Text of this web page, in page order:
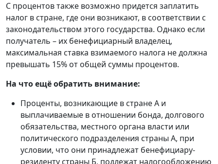
С процентов также возможно придется заплатить
налог в стране, где они возникают, в соответствии с
законодательством этого государства. Однако если
получатель – их бенефициарный владелец,
максимальная ставка взимаемого налога не должна
превышать 15% от общей суммы процентов.
На что ещё обратить внимание:
Проценты, возникающие в стране А и
выплачиваемые в отношении бонда, долгового
обязательства, местного органа власти или
политического подразделения страны А, при
условии, что они принадлежат бенефициару-
резиденту страны Б, подлежат налогообложению